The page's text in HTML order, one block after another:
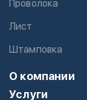
Проволока
Лист
Штамповка
О компании
Услуги